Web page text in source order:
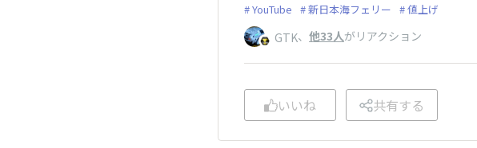
YouTube 新日本海フェリー 値上げ
GTK、 他33人がリアクション
いいね 共有する